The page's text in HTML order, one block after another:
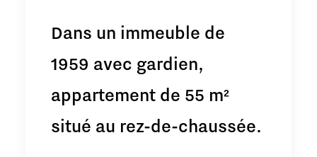
Dans un immeuble de
1959 avec gardien,
appartement de 55 m²
situé au rez-de-chaussée.